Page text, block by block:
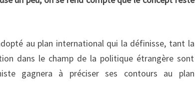
au plan international qui la définisse, tant la
dans le champ de la politique étrangère sont
gagnera à préciser ses contours au plan